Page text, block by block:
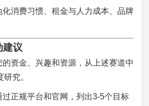
化消费习惯、租金与人力成本、品牌
建议
的资金、兴趣和资源，从上述赛道中
究。
过正规平台和官网，列出3-5个目标